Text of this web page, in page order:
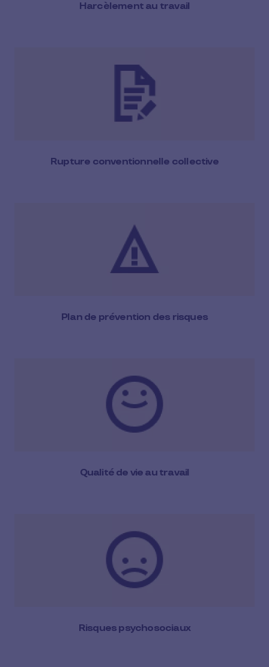
Harcèlement au travail
Rupture conventionnelle collective
Plan de prévention des risques
Qualité de vie au travail
Risques psychosociaux